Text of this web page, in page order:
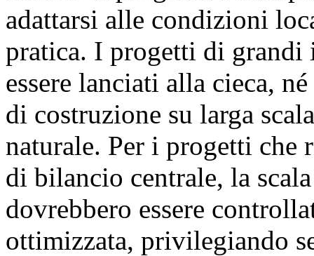
adattarsi alle condizioni
pratica. I progetti di
essere lanciati alla cieca,
di costruzione su larga
naturale. Per i progetti
di bilancio centrale, la
dovrebbero essere
ottimizzata, privilegiando